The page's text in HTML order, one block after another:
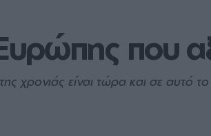
που
χρονιάς είναι τώρα και σε αυτό